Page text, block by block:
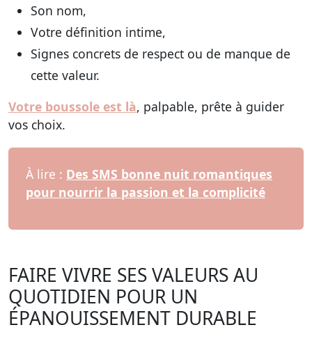
Son nom,
Votre définition intime,
Signes concrets de respect ou de manque de
cette valeur.
Votre boussole est là, palpable, prête à guider
vos choix.
À lire : Des SMS bonne nuit romantiques
pour nourrir la passion et la complicité
FAIRE VIVRE SES VALEURS AU
QUOTIDIEN POUR UN
ÉPANOUISSEMENT DURABLE